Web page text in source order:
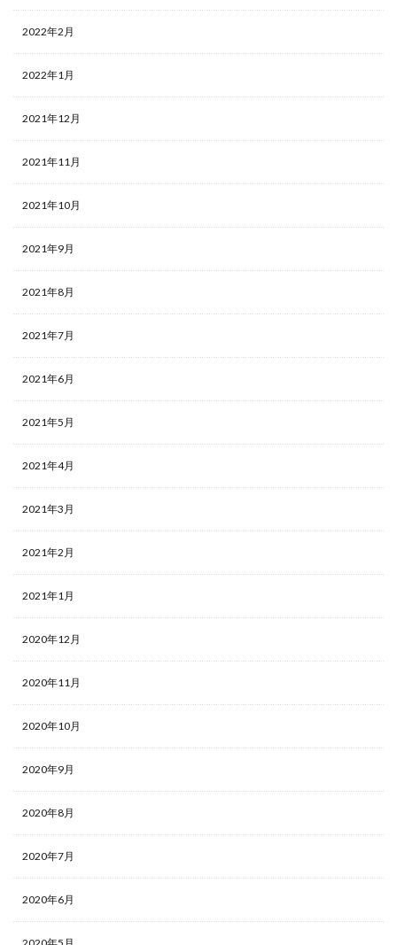
2022年2月
2022年1月
2021年12月
2021年11月
2021年10月
2021年9月
2021年8月
2021年7月
2021年6月
2021年5月
2021年4月
2021年3月
2021年2月
2021年1月
2020年12月
2020年11月
2020年10月
2020年9月
2020年8月
2020年7月
2020年6月